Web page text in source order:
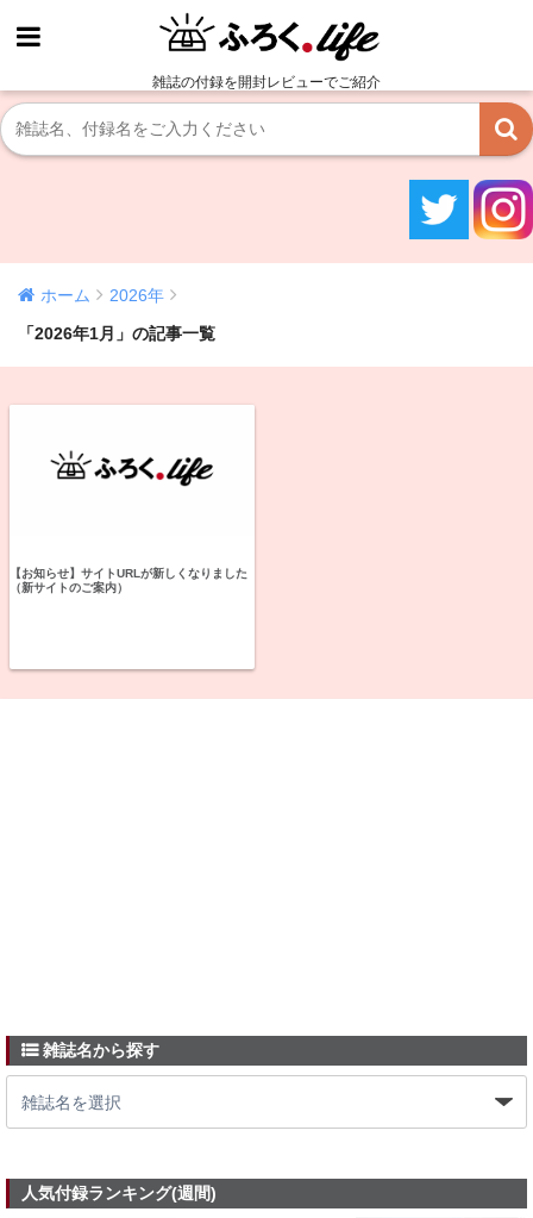
雑誌の付録を開封レビューでご紹介
ホーム
2026年
「2026年1月」の記事一覧
【お知らせ】サイトURLが新しくなりました
（新サイトのご案内）
雑誌名から探す
人気付録ランキング(週間)